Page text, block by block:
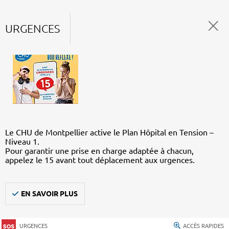
URGENCES
Le CHU de Montpellier active le Plan Hôpital en Tension –
Niveau 1.
Pour garantir une prise en charge adaptée à chacun,
appelez le 15 avant tout déplacement aux urgences.
EN SAVOIR PLUS
URGENCES ACCÈS RAPIDES